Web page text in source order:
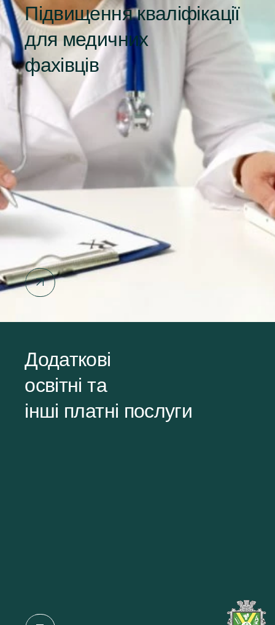
Підвищення кваліфікації
для медичних
фахівців
Додаткові
освітні та
інші платні послуги